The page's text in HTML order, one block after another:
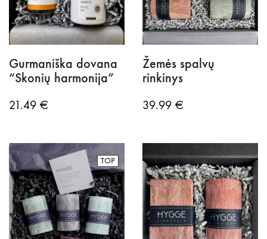
Gurmaniška dovana
“Skonių harmonija”
21.49 €
Žemės spalvų
rinkinys
39.99 €
TOP